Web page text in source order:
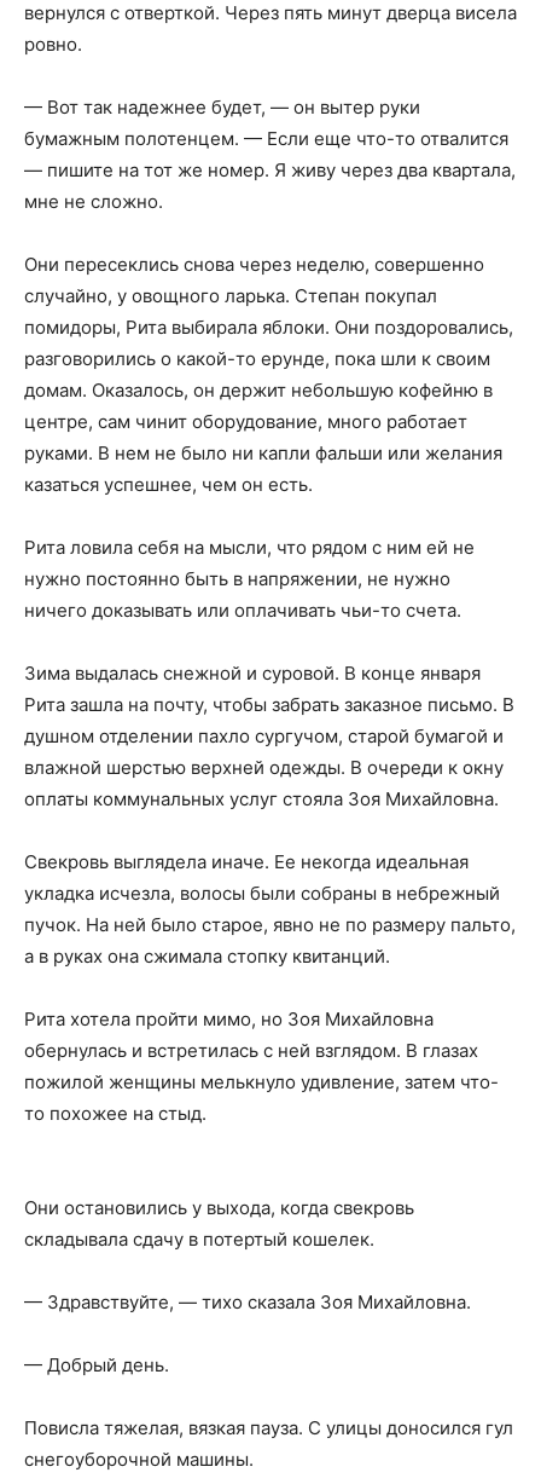
вернулся с отверткой. Через пять минут дверца висела
ровно.
— Вот так надежнее будет, — он вытер руки
бумажным полотенцем. — Если еще что-то отвалится
— пишите на тот же номер. Я живу через два квартала,
мне не сложно.
Они пересеклись снова через неделю, совершенно
случайно, у овощного ларька. Степан покупал
помидоры, Рита выбирала яблоки. Они поздоровались,
разговорились о какой-то ерунде, пока шли к своим
домам. Оказалось, он держит небольшую кофейню в
центре, сам чинит оборудование, много работает
руками. В нем не было ни капли фальши или желания
казаться успешнее, чем он есть.
Рита ловила себя на мысли, что рядом с ним ей не
нужно постоянно быть в напряжении, не нужно
ничего доказывать или оплачивать чьи-то счета.
Зима выдалась снежной и суровой. В конце января
Рита зашла на почту, чтобы забрать заказное письмо. В
душном отделении пахло сургучом, старой бумагой и
влажной шерстью верхней одежды. В очереди к окну
оплаты коммунальных услуг стояла Зоя Михайловна.
Свекровь выглядела иначе. Ее некогда идеальная
укладка исчезла, волосы были собраны в небрежный
пучок. На ней было старое, явно не по размеру пальто,
а в руках она сжимала стопку квитанций.
Рита хотела пройти мимо, но Зоя Михайловна
обернулась и встретилась с ней взглядом. В глазах
пожилой женщины мелькнуло удивление, затем что-
то похожее на стыд.
Они остановились у выхода, когда свекровь
складывала сдачу в потертый кошелек.
— Здравствуйте, — тихо сказала Зоя Михайловна.
— Добрый день.
Повисла тяжелая, вязкая пауза. С улицы доносился гул
снегоуборочной машины.